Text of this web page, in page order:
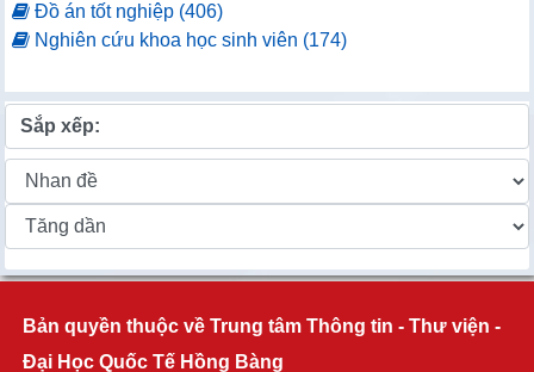
Đồ án tốt nghiệp (406)
Nghiên cứu khoa học sinh viên (174)
Sắp xếp:
Bản quyền thuộc về Trung tâm Thông tin - Thư viện -
Đại Học Quốc Tế Hồng Bàng